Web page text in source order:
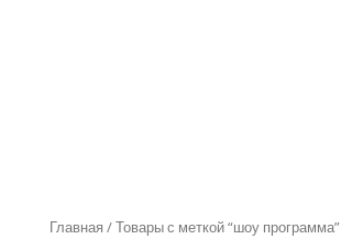
Главная / Товары с меткой “шоу программа”